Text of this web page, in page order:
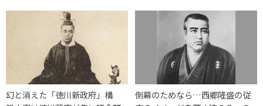
幻と消えた「徳川新政府」構
倒幕のためなら…西郷隆盛の従